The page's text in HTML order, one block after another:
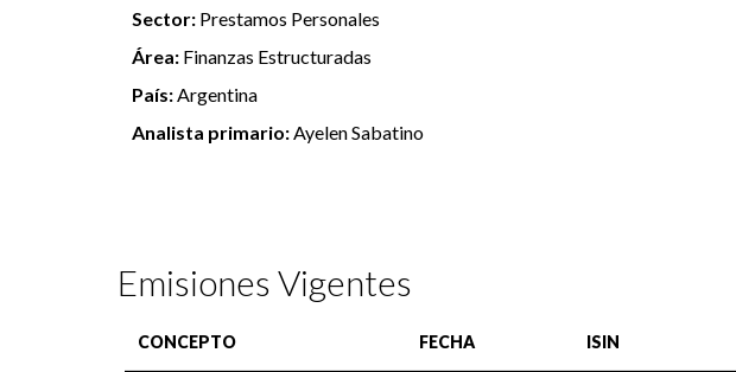
Sector: Prestamos Personales
Área: Finanzas Estructuradas
País:Argentina
Analista primario:Ayelen Sabatino
Emisiones Vigentes
CONCEPTO FECHA ISIN